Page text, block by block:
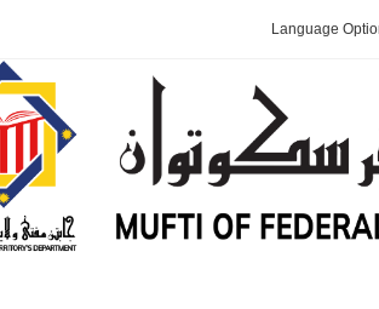
Language